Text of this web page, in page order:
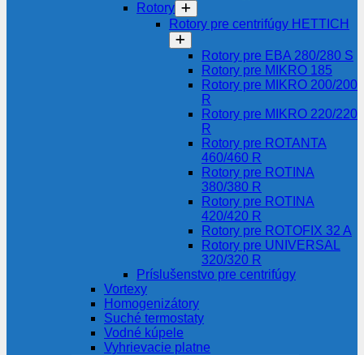
Rotory
Rotory pre centrifúgy HETTICH
Rotory pre EBA 280/280 S
Rotory pre MIKRO 185
Rotory pre MIKRO 200/200
R
Rotory pre MIKRO 220/220
R
Rotory pre ROTANTA
460/460 R
Rotory pre ROTINA
380/380 R
Rotory pre ROTINA
420/420 R
Rotory pre ROTOFIX 32 A
Rotory pre UNIVERSAL
320/320 R
Príslušenstvo pre centrifúgy
Vortexy
Homogenizátory
Suché termostaty
Vodné kúpele
Vyhrievacie platne